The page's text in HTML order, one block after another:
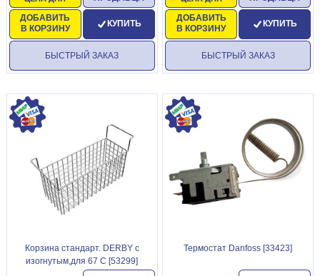
ДОБАВИТЬ
В КОРЗИНУ
КУПИТЬ
БЫСТРЫЙ ЗАКАЗ
ДОБАВИТЬ
В КОРЗИНУ
КУПИТЬ
БЫСТРЫЙ ЗАКАЗ
Корзина стандарт. DERBY с
изогнутым,для 67 С [53299]
Термостат Danfoss [33423]